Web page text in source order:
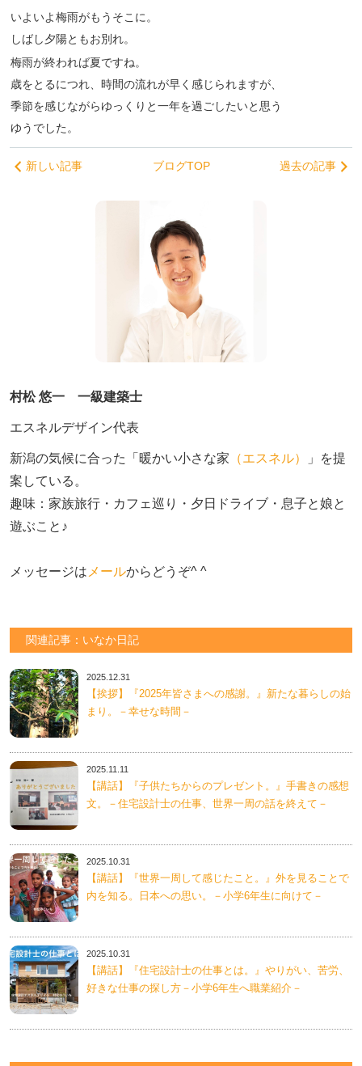
いよいよ梅雨がもうそこに。
しばし夕陽ともお別れ。
梅雨が終われば夏ですね。
歳をとるにつれ、時間の流れが早く感じられますが、
季節を感じながらゆっくりと一年を過ごしたいと思う
ゆうでした。
新しい記事 ブログTOP 過去の記事
村松 悠一 一級建築士
エスネルデザイン代表
新潟の気候に合った「暖かい小さな家 （エスネル）
」を提
案している。
趣味：家族旅行・カフェ巡り・夕日ドライブ・息子と娘と
遊ぶこと♪
メッセージはメールからどうぞ^ ^
関連記事：いなか日記
2025.12.31
【挨拶】『2025年皆さまへの感謝。』新たな暮らしの始
まり。－幸せな時間－
2025.11.11
【講話】『子供たちからのプレゼント。』手書きの感想
文。－住宅設計士の仕事、世界一周の話を終えて－
2025.10.31
【講話】『世界一周して感じたこと。』外を見ることで
内を知る。日本への思い。－小学6年生に向けて－
2025.10.31
【講話】『住宅設計士の仕事とは。』やりがい、苦労、
好きな仕事の探し方－小学6年生へ職業紹介－